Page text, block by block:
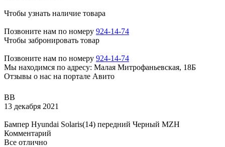
Чтобы узнать наличие товара
Позвоните нам по номеру 924-14-74
Чтобы забронировать товар
Позвоните нам по номеру 924-14-74
Мы находимся по адресу: Малая Митрофаньевская, 18Б
Отзывы о нас на портале Авито
ВВ
13 декабря 2021
Бампер Hyundai Solaris(14) передний Черный MZH
Комментарий
Все отлично